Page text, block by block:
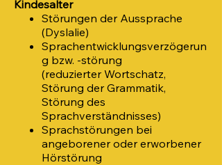
Kindesalter
Störungen der Aussprache
(Dyslalie)
Sprachentwicklungsverzögerun
g bzw. -störung
(reduzierter Wortschatz,
Störung der Grammatik,
Störung des
Sprachverständnisses)
Sprachstörungen bei
angeborener oder erworbener
Hörstörung